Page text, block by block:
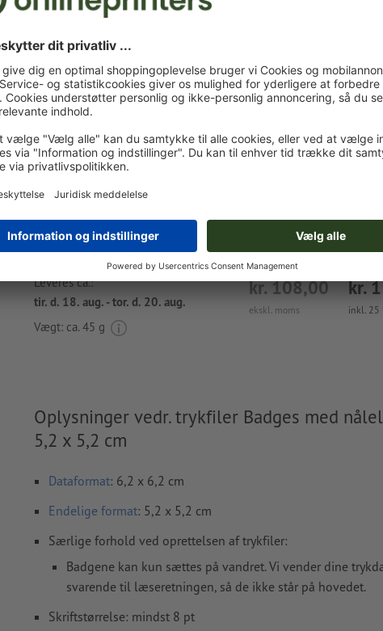
Du kan uploade dine trykfiler før eller efter du afslutter
ekskl. moms
kr. 108,00
inkl. 25
kr.
Leveres ca.:
tir. d. 18. aug. - tor. d. 20. aug.
Vægt: ca. 45 g
Oplysninger vedr. trykfiler Badges med
5,2 x 5,2 cm
Dataformat: 6,2 x 6,2 cm
Endelige format: 5,2 x 5,2 cm
Særlige forhold ved oprettelsen af trykfiler:
Badgene kan kun sættes på vandret. Vi vender dine
svarende til læseretningen, så de ikke står på hovedet.
Skriftstørrelse: mindst 8 pt